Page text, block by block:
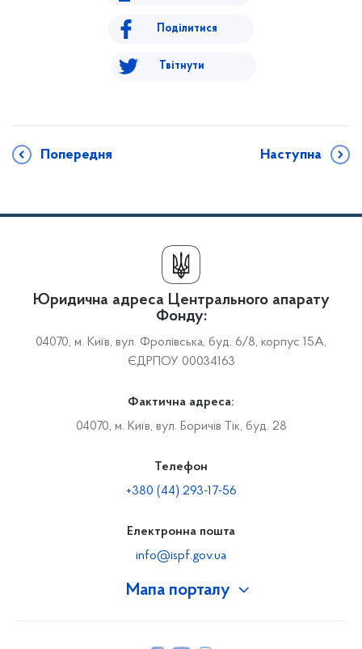
Поділитися
Твітнути
Попередня Наступна
Мапа порталу
Юридична адреса Центрального апарату
Фонду:
04070, м. Київ, вул. Фролівська, буд. 6/8, корпус 15А,
ЄДРПОУ 00034163
Фактична адреса:
04070, м. Київ, вул. Боричів Тік, буд. 28
Телефон
+380 (44) 293-17-56
Електронна пошта
info@ispf.gov.ua